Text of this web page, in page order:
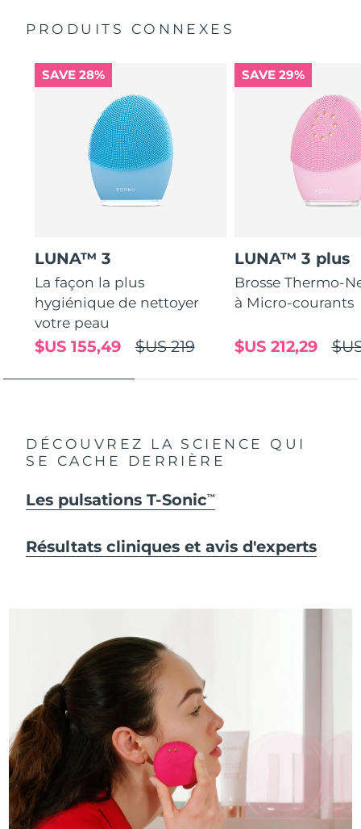
PRODUITS CONNEXES
SAVE 28%
LUNA™ 3
La façon la plus
hygiénique de nettoyer
votre peau
$US 219
$US 155,49
SAVE 29%
LUNA™ 3 plus
Brosse Thermo-
à Micro-courants
$US 212,29
DÉCOUVREZ LA SCIENCE QUI
SE CACHE DERRIÈRE
Les pulsations T-SonicTM
Résultats cliniques et avis d'experts